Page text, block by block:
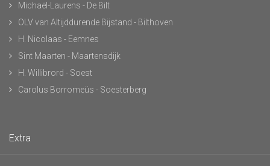
Michaël-Laurens - De Bilt
OLV van Altijddurende Bijstand - Bilthoven
H. Nicolaas - Eemnes
Sint Maarten - Maartensdijk
H. Willibrord - Soest
Carolus Borromeüs - Soesterberg
Extra